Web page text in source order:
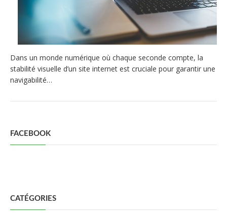
Dans un monde numérique où chaque seconde compte, la
stabilité visuelle d’un site internet est cruciale pour garantir une
navigabilité…
FACEBOOK
CATÉGORIES